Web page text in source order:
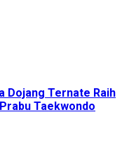
Dojang Ternate Raih
Taekwondo